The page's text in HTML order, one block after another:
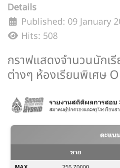
Details
Published: 09 January
Hits: 508
กราฟแสดงจำนวนนักเ
ต่างๆ ห้องเรียนพิเศษ